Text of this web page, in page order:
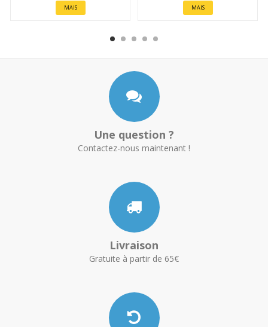
MAIS MAIS
Une question ?
Contactez-nous maintenant !
Livraison
Gratuite à partir de 65€